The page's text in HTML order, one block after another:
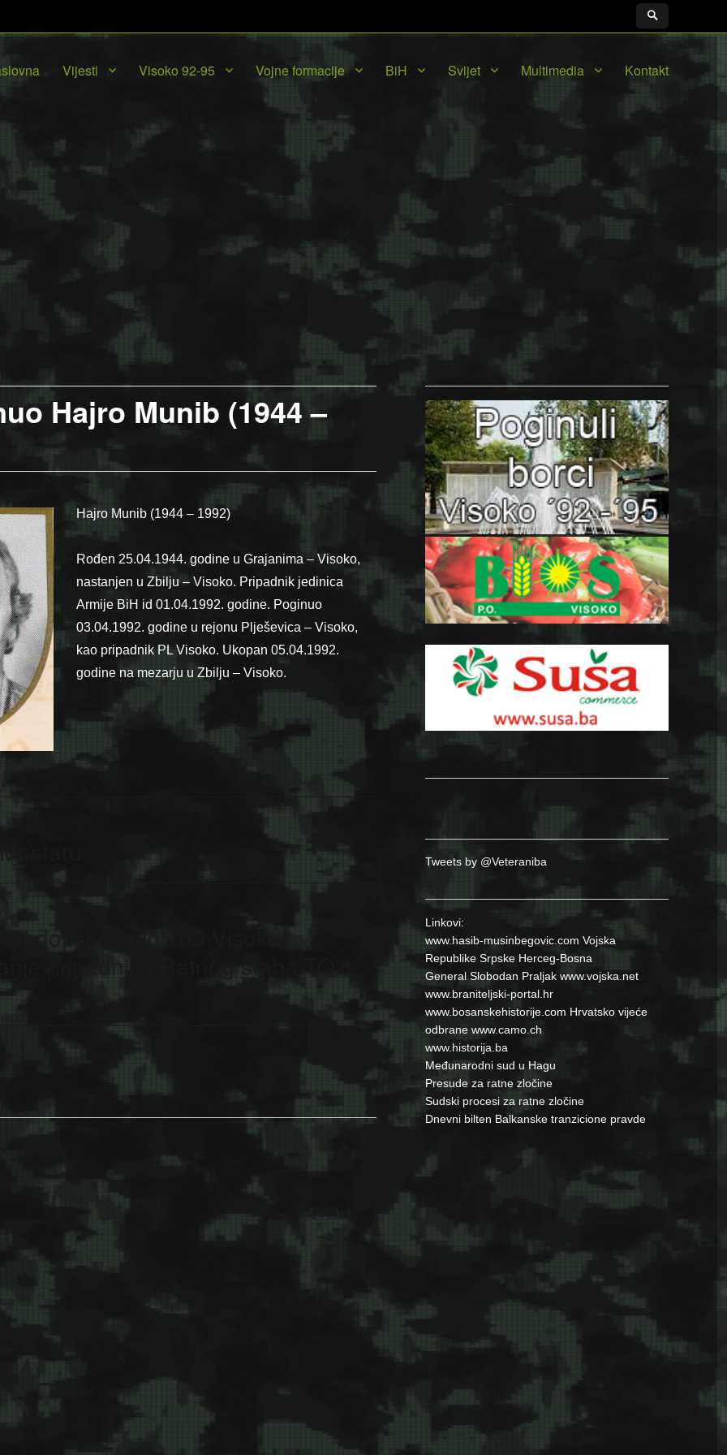
Vijesti Visoko 92-95 Vojne formacije BiH Svijet Multimedia Kontakt
Hajro Munib (1944 –
Hajro Munib (1944 – 1992)
Rođen 25.04.1944. godine u Grajanima – Visoko,
nastanjen u Zbilju – Visoko. Pripadnik jedinica
Armije BiH id 01.04.1992. godine. Poginuo
03.04.1992. godine u rejonu Plješevica – Visoko,
kao pripadnik PL Visoko. Ukopan 05.04.1992.
godine na mezarju u Zbilju – Visoko.
OpŠTO Visoko
pripadnika Ratnog štaba TO
Tweets by @Veteraniba
Linkovi:
www.hasib-musinbegovic.com Vojska
Republike Srpske Herceg-Bosna
General Slobodan Praljak www.vojska.net
www.braniteljski-portal.hr
www.bosanskehistorije.com Hrvatsko vijeće
odbrane www.camo.ch
www.historija.ba
Međunarodni sud u Hagu
Presude za ratne zločine
Sudski procesi za ratne zločine
Dnevni bilten Balkanske tranzicione pravde